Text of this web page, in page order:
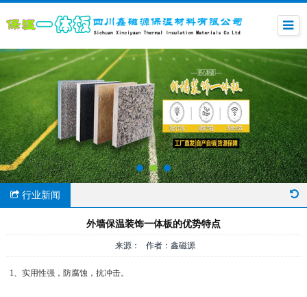
行业新闻
外墙保温装饰一体板的优势特点
来源： 作者：鑫磁源
1、实用性强，防腐蚀，抗冲击。